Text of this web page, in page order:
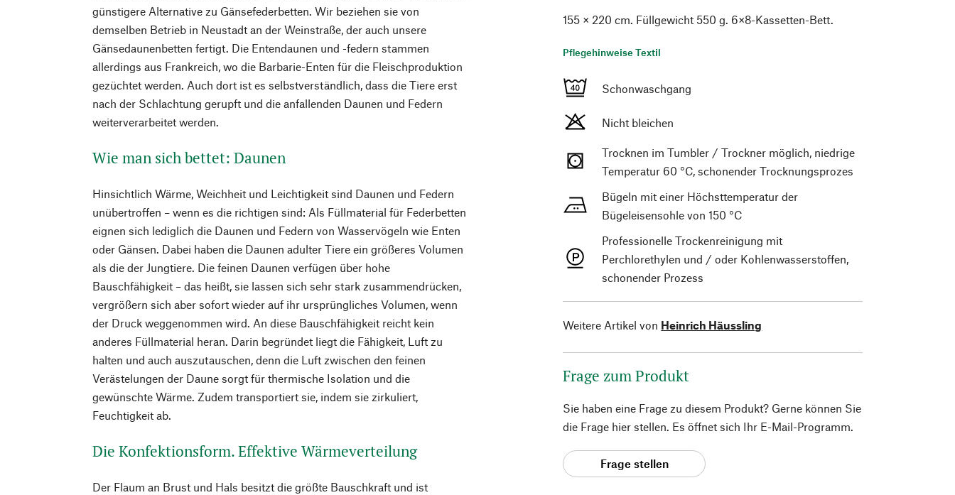
günstigere Alternative zu Gänsefederbetten. Wir beziehen sie von
demselben Betrieb in Neustadt an der Weinstraße, der auch unsere
Gänsedaunenbetten fertigt. Die Entendaunen und -federn stammen
allerdings aus Frankreich, wo die Barbarie-Enten für die Fleischproduktion
gezüchtet werden. Auch dort ist es selbstverständlich, dass die Tiere erst
nach der Schlachtung gerupft und die anfallenden Daunen und Federn
weiterverarbeitet werden.
Wie man sich bettet: Daunen
Hinsichtlich Wärme, Weichheit und Leichtigkeit sind Daunen und Federn
unübertroffen – wenn es die richtigen sind: Als Füllmaterial für Federbetten
eignen sich lediglich die Daunen und Federn von Wasservögeln wie Enten
oder Gänsen. Dabei haben die Daunen adulter Tiere ein größeres Volumen
als die der Jungtiere. Die feinen Daunen verfügen über hohe
Bauschfähigkeit – das heißt, sie lassen sich sehr stark zusammendrücken,
vergrößern sich aber sofort ­wieder auf ihr ursprüngliches Volumen, wenn
der Druck weggenommen wird. An diese Bauschfähigkeit reicht kein
anderes Füllmaterial heran. Darin begründet liegt die Fähigkeit, Luft zu
halten und auch auszutauschen, denn die Luft zwischen den feinen
Verästelungen der Daune sorgt für thermische Isolation und die
gewünschte Wärme. Zudem transportiert sie, indem sie zirkuliert,
Feuchtigkeit ab.
Die Konfektionsform. Effektive Wärmeverteilung
Der Flaum an Brust und Hals besitzt die größte Bauschkraft und ist
155 × 220 cm. Füllgewicht 550 g. 6×8-Kassetten-Bett.
Pflegehinweise Textil
Schonwaschgang
Nicht bleichen
Trocknen im Tumbler / Trockner möglich, niedrige
Temperatur 60 °C, schonender Trocknungsprozes
Bügeln mit einer Höchsttemperatur der
Bügeleisensohle von 150 °C
Professionelle Trockenreinigung mit
Perchlorethylen und / oder Kohlenwasserstoffen,
schonender Prozess
Weitere Artikel von Heinrich Häussling
Frage zum Produkt
Sie haben eine Frage zu diesem Produkt? Gerne können Sie
die Frage hier stellen. Es öffnet sich Ihr E-Mail-Programm.
Frage stellen